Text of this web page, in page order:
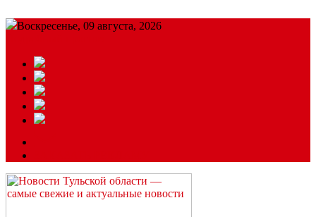
Воскресенье, 09 августа, 2026